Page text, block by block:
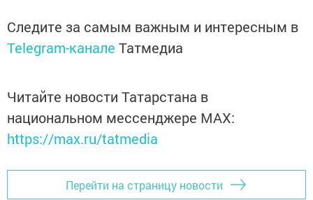
Следите за самым важным и интересным в
Telegram-канале Татмедиа
Читайте новости Татарстана в
национальном мессенджере MАХ:
https://max.ru/tatmedia
Перейти на страницу новости